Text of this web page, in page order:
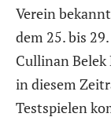
Verein
dem 25. bis
Cullinan
in diesem
Testspielen